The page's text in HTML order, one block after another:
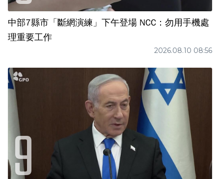
中部7縣市「斷網演練」下午登場 NCC：勿用手機處
理重要工作
2026.08.10 08:56